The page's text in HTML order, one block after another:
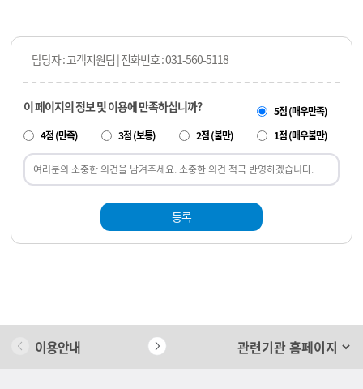
담당자 : 고객지원팀 | 전화번호 : 031-560-5118
이 페이지의 정보 및 이용에 만족하십니까?
5점 (매우만족)
4점 (만족)
3점 (보통) 2점 (불만) 1점 (매우불만)
등록
이용안내 개인정보 처리방침